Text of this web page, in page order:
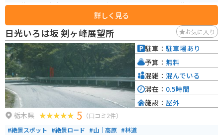
いう説や、仏教経典の1つである華厳経から名付けられたという説がありま
す。華厳の滝は、中禅寺湖の水が高さ97mの高さから一気に落下しており、
平均すると1秒間に約3トンの水が流れ落ちています。1931年には国の名勝に
指定され、2007年には日本の地質百選に選定されています。
詳しく見る
日光いろは坂 剣ヶ峰展望所 お気に入り
栃木県 5 （口コミ2件）
#絶景スポット #絶景ロード #山｜高原 #林道
駐車： 駐車場あり
予算： 無料
混雑： 混んでいる
滞在： 0.5時間
施設： 屋外